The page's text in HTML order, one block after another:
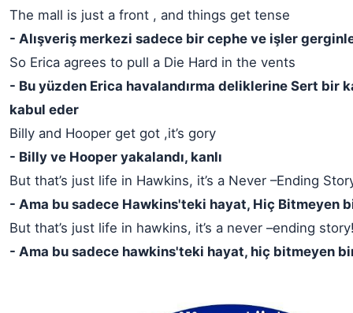
The mall is just a front , and things get tense
- Alışveriş merkezi sadece bir cephe ve işler
So Erica agrees to pull a Die Hard in the vents
- Bu yüzden Erica havalandırma deliklerine Sert bir
kabul eder
Billy and Hooper get got ,it’s gory
- Billy ve Hooper yakalandı, kanlı
But that’s just life in Hawkins, it’s a Never –Ending
- Ama bu sadece Hawkins'teki hayat, Hiç Bitmeyen
But that’s just life in hawkins, it’s a never –ending
- Ama bu sadece hawkins'teki hayat, hiç bitmeyen